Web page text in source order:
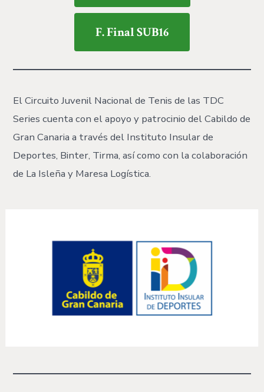
F. Final SUB16
El Circuito Juvenil Nacional de Tenis de las TDC
Series cuenta con el apoyo y patrocinio del Cabildo de
Gran Canaria a través del Instituto Insular de
Deportes, Binter, Tirma, así como con la colaboración
de La Isleña y Maresa Logística.